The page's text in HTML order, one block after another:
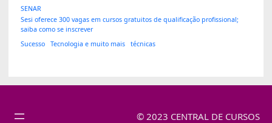
SENAR
Sesi oferece 300 vagas em cursos gratuitos de qualificação profissional;
saiba como se inscrever
Sucesso
Tecnologia e muito mais técnicas
© 2023 CENTRAL DE CURSOS